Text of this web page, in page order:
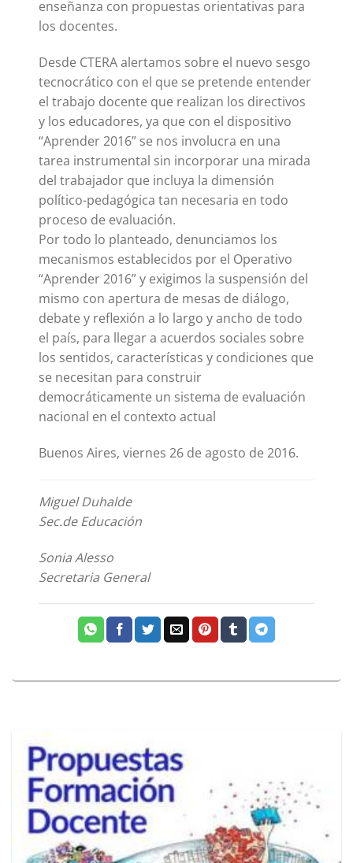
enseñanza con propuestas orientativas para
los docentes.
Desde CTERA alertamos sobre el nuevo sesgo
tecnocrático con el que se pretende entender
el trabajo docente que realizan los directivos
y los educadores, ya que con el dispositivo
“Aprender 2016” se nos involucra en una
tarea instrumental sin incorporar una mirada
del trabajador que incluya la dimensión
político-pedagógica tan necesaria en todo
proceso de evaluación.
Por todo lo planteado, denunciamos los
mecanismos establecidos por el Operativo
“Aprender 2016” y exigimos la suspensión del
mismo con apertura de mesas de diálogo,
debate y reflexión a lo largo y ancho de todo
el país, para llegar a acuerdos sociales sobre
los sentidos, características y condiciones que
se necesitan para construir
democráticamente un sistema de evaluación
nacional en el contexto actual
Buenos Aires, viernes 26 de agosto de 2016.
Miguel Duhalde
Sec.de Educación
Sonia Alesso
Secretaria General